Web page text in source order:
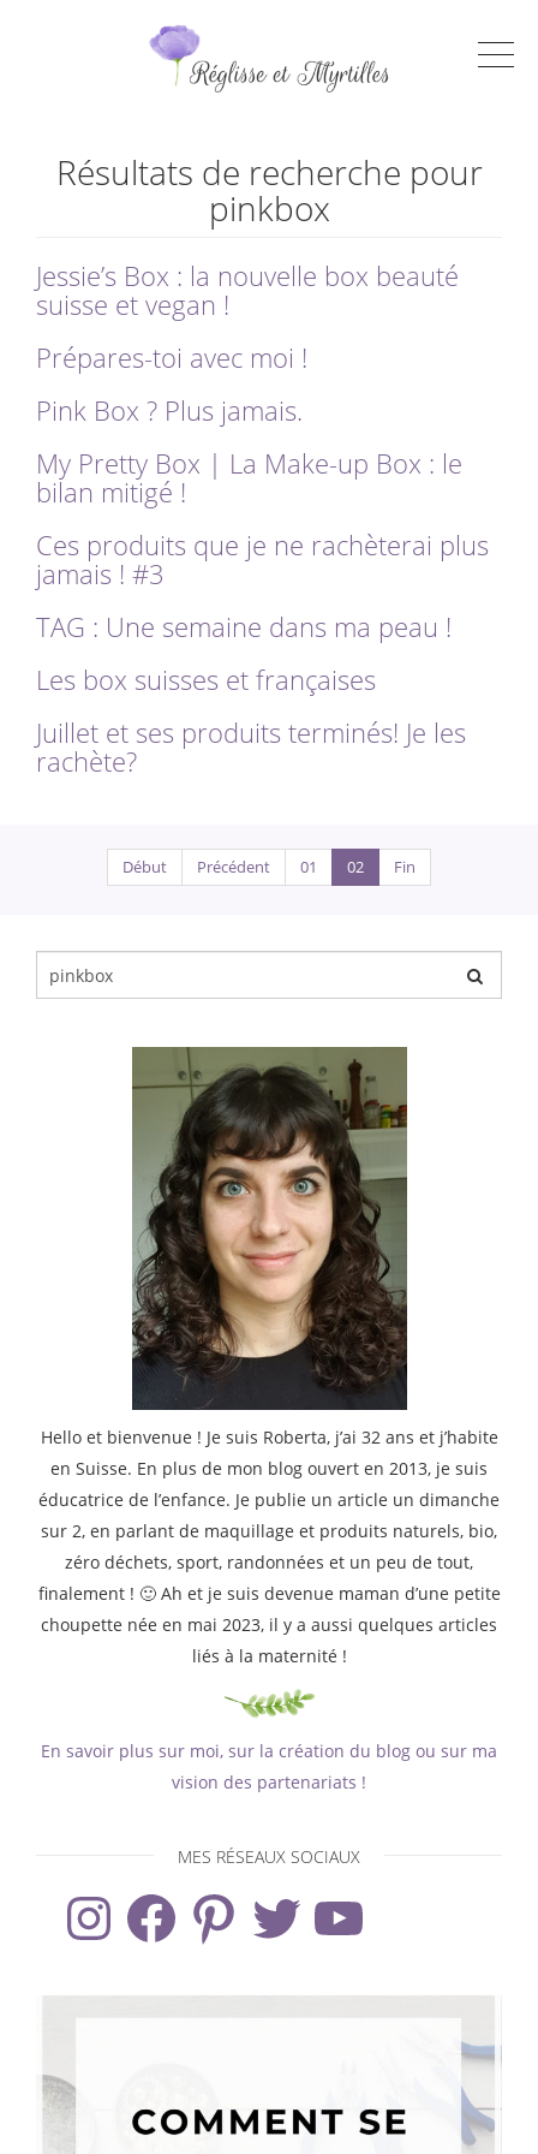
Résultats de recherche pour
pinkbox
Jessie’s Box : la nouvelle box beauté
suisse et vegan !
Prépares-toi avec moi !
Pink Box ? Plus jamais.
My Pretty Box | La Make-up Box : le
bilan mitigé !
Ces produits que je ne rachèterai plus
jamais ! #3
TAG : Une semaine dans ma peau !
Les box suisses et françaises
Juillet et ses produits terminés! Je les
rachète?
Début Précédent 01 02 Fin
pour
Hello et bienvenue ! Je suis Roberta, j’ai 32 ans et j’habite
en Suisse. En plus de mon blog ouvert en 2013, je suis
éducatrice de l’enfance. Je publie un article un dimanche
sur 2, en parlant de maquillage et produits naturels, bio,
zéro déchets, sport, randonnées et un peu de tout,
finalement ! 🙂 Ah et je suis devenue maman d’une petite
choupette née en mai 2023, il y a aussi quelques articles
liés à la maternité !
En savoir plus sur moi, sur la création du blog ou sur ma
vision des partenariats !
MES RÉSEAUX SOCIAUX
InstagramFacebook Pinterest Twitter